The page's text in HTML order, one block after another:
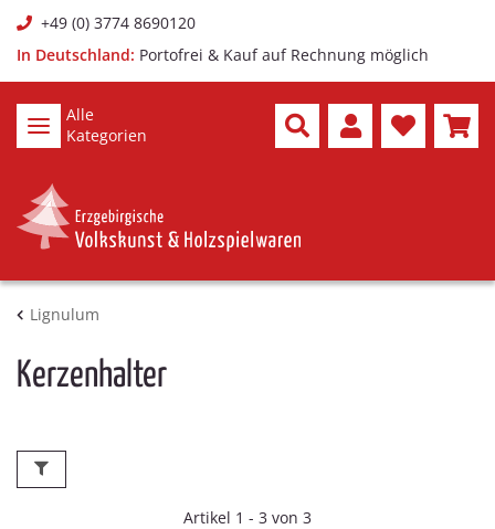
+49 (0) 3774 8690120
In Deutschland: Portofrei & Kauf auf Rechnung möglich
Alle
Kategorien
Lignulum
Kerzenhalter
Artikel 1 - 3 von 3